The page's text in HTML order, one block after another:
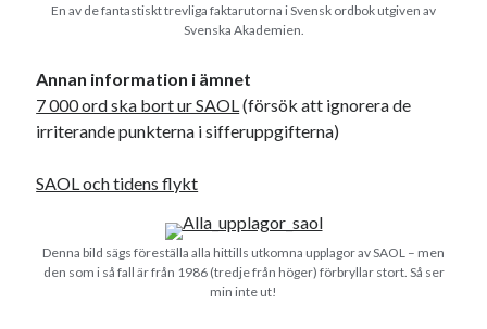
En av de fantastiskt trevliga faktarutorna i Svensk ordbok utgiven av
Svenska Akademien.
Annan information i ämnet
7 000 ord ska bort ur SAOL (försök att ignorera de
irriterande punkterna i sifferuppgifterna)
SAOL och tidens flykt
Denna bild sägs föreställa alla hittills utkomna upplagor av SAOL – men
den som i så fall är från 1986 (tredje från höger) förbryllar stort. Så ser
min inte ut!